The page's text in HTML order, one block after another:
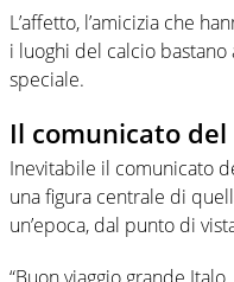
L’affetto, l’amicizia che
i luoghi del calcio
speciale.
Il comunicato
Inevitabile il comunicato
una figura centrale di
un’epoca, dal punto di